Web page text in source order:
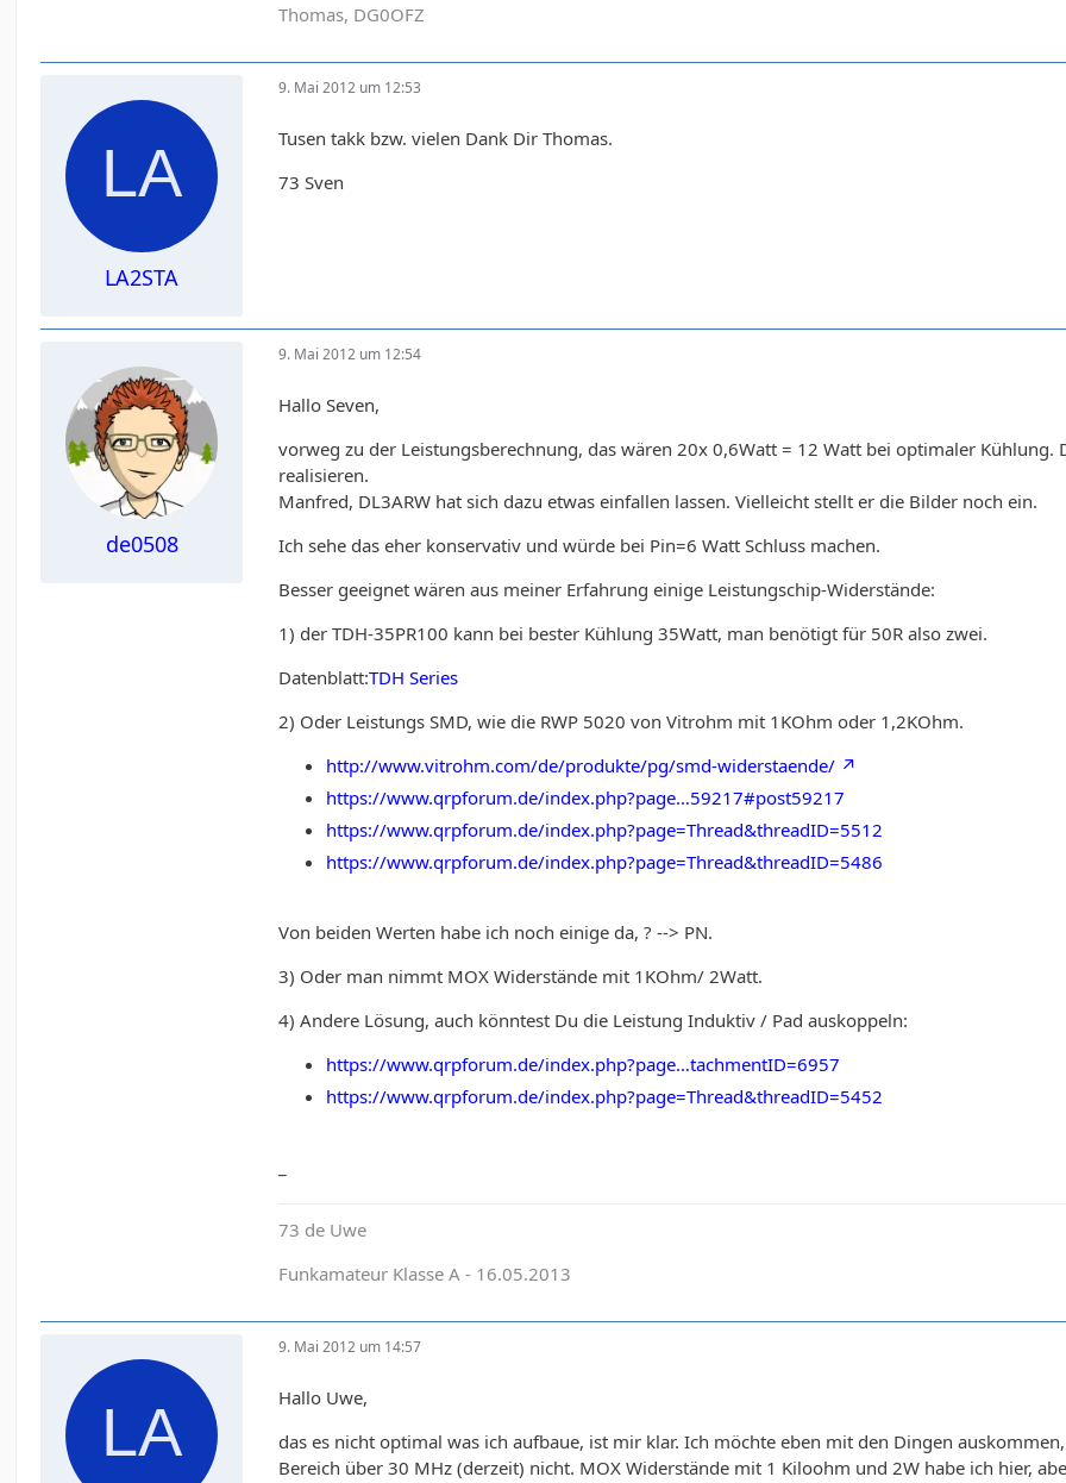
Thomas, DG0OFZ
LA2STA
9. Mai 2012 um 12:53
Tusen takk bzw. vielen Dank Dir Thomas.
73 Sven
de0508
9. Mai 2012 um 12:54
Hallo Seven,
vorweg zu der Leistungsberechnung, das wären 20x 0,6Watt = 12 Watt bei optimaler
realisieren.
Manfred, DL3ARW hat sich dazu etwas einfallen lassen. Vielleicht stellt er die Bilder noch ein.
Ich sehe das eher konservativ und würde bei Pin=6 Watt Schluss machen.
Besser geeignet wären aus meiner Erfahrung einige Leistungschip-Widerstände:
1) der TDH-35PR100 kann bei bester Kühlung 35Watt, man benötigt für 50R also zwei.
Datenblatt:TDH Series
2) Oder Leistungs SMD, wie die RWP 5020 von Vitrohm mit 1KOhm oder 1,2KOhm.
http://www.vitrohm.com/de/produkte/pg/smd-widerstaende/
https://www.qrpforum.de/index.php?page…59217#post59217
https://www.qrpforum.de/index.php?page=Thread&threadID=5512
https://www.qrpforum.de/index.php?page=Thread&threadID=5486
Von beiden Werten habe ich noch einige da, ? --> PN.
3) Oder man nimmt MOX Widerstände mit 1KOhm/ 2Watt.
4) Andere Lösung, auch könntest Du die Leistung Induktiv / Pad auskoppeln:
https://www.qrpforum.de/index.php?page…tachmentID=6957
https://www.qrpforum.de/index.php?page=Thread&threadID=5452
73 de Uwe
Funkamateur Klasse A - 16.05.2013
9. Mai 2012 um 14:57
Hallo Uwe,
das es nicht optimal was ich aufbaue, ist mir klar. Ich möchte eben mit den Dingen
Bereich über 30 MHz (derzeit) nicht. MOX Widerstände mit 1 Kiloohm und 2W habe ich hier,